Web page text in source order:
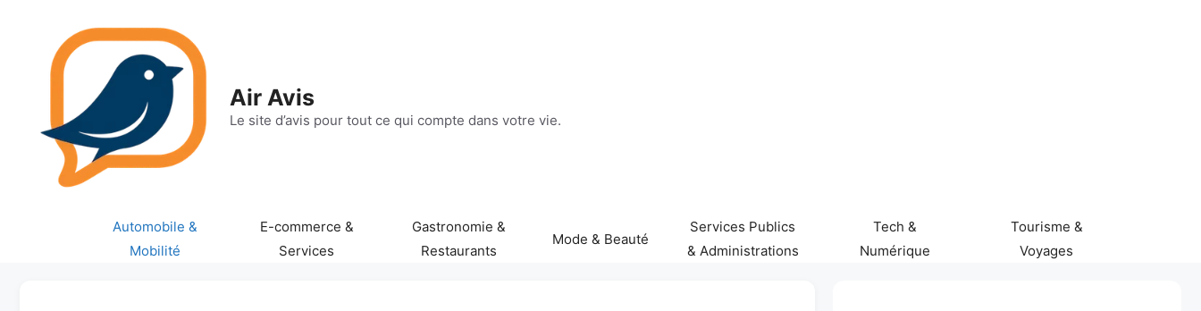
contenu
Air Avis
Le site d’avis pour tout ce qui compte dans votre vie.
Automobile &
Mobilité
E-commerce &
Services
Gastronomie &
Restaurants
Mode & Beauté
Services Publics
& Administrations
Tech &
Numérique
Tourisme &
Voyages